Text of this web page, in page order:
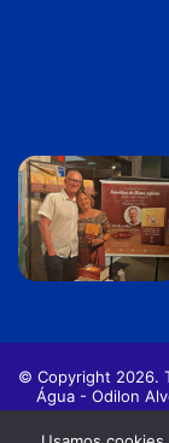
© Copyright 2026.
Água - Odilon